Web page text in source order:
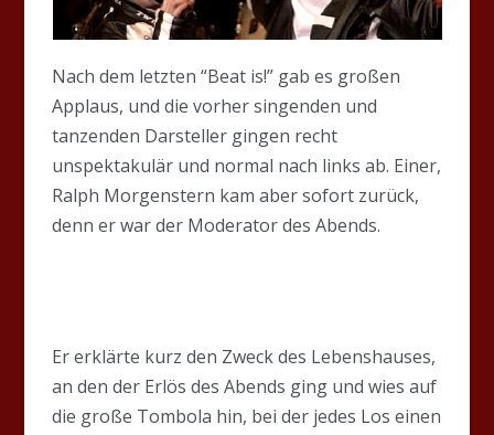
Nach dem letzten “Beat is!” gab es großen
Applaus, und die vorher singenden und
tanzenden Darsteller gingen recht
unspektakulär und normal nach links ab. Einer,
Ralph Morgenstern kam aber sofort zurück,
denn er war der Moderator des Abends.
Er erklärte kurz den Zweck des Lebenshauses,
an den der Erlös des Abends ging und wies auf
die große Tombola hin, bei der jedes Los einen